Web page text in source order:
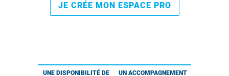
JE CRÉE MON ESPACE PRO
UNE DISPONIBILITÉ DE
UN ACCOMPAGNEMENT